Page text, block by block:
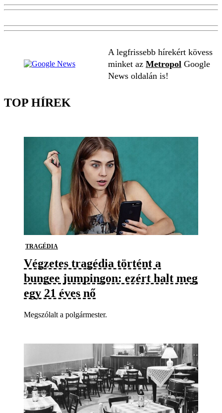
A legfrissebb hírekért kövess
minket az Metropol Google
News oldalán is!
TOP HÍREK
TRAGÉDIA
Végzetes tragédia történt a
bungee jumpingon: ezért halt meg
egy 21 éves nő
Megszólalt a polgármester.